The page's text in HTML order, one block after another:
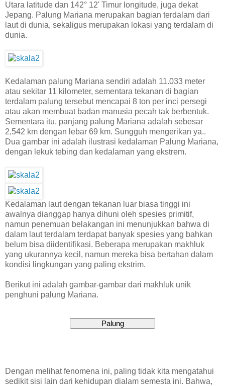
Utara latitude dan 142° 12' Timur longitude, juga dekat
Jepang. Palung Mariana merupakan bagian terdalam dari
laut di dunia, sekaligus merupakan lokasi yang terdalam di
dunia.
Kedalaman palung Mariana sendiri adalah 11.033 meter
atau sekitar 11 kilometer, sementara tekanan di bagian
terdalam palung tersebut mencapai 8 ton per inci persegi
atau akan membuat badan manusia pecah tak berbentuk.
Sementara itu, panjang palung Mariana adalah sebesar
2,542 km dengan lebar 69 km. Sungguh mengerikan ya..
Dua gambar ini adalah ilustrasi kedalaman Palung Mariana,
dengan lekuk tebing dan kedalaman yang ekstrem.
Kedalaman laut dengan tekanan luar biasa tinggi ini
awalnya dianggap hanya dihuni oleh spesies primitif,
namun penemuan belakangan ini menunjukkan bahwa di
dalam laut terdalam terdapat banyak spesies yang bahkan
belum bisa diidentifikasi. Beberapa merupakan makhluk
yang ukurannya kecil, namun mereka bisa bertahan dalam
kondisi lingkungan yang paling ekstrim.
Berikut ini adalah gambar-gambar dari makhluk unik
penghuni palung Mariana.
Dengan melihat fenomena ini, paling tidak kita mengatahui
sedikit sisi lain dari kehidupan dialam semesta ini. Bahwa,